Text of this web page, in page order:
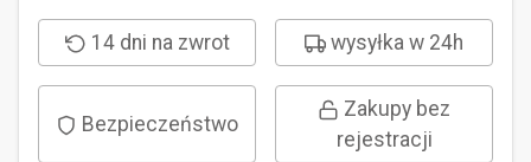
14 dni na zwrot wysyłka w 24h
Bezpieczeństwo
Zakupy bez
rejestracji